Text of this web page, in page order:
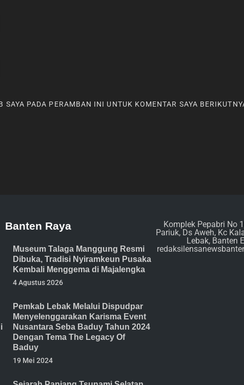
PADA PERAMBAN INI UNTUK KOMENTAR SAYA
Banten Raya
Museum Talaga Manggung Resmi
Dibuka, Tradisi Nyiramkeun Pusaka
Kembali Menggema di Majalengka
4 Agustus 2026
Pemkab Lebak Melalui Dispudpar
Menyelenggarakan Karisma Event
Nusantara Seba Baduy Tahun 2024
Dengan Tema The Legacy Of
Baduy
19 Mei 2024
Komplek Pepabri No
Pariuk, Ds Aweh, Kc
Lebak, Banten